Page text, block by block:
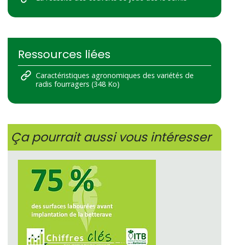
Ressources liées
Caractéristiques agronomiques des variétés de
radis fourragers (348 Ko)
Ça pourrait aussi vous intéresser